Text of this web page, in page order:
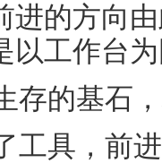
进的方向
以工作台
存的基石
工具，前